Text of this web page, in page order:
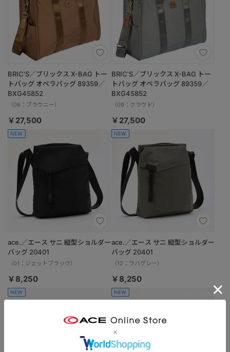
BRIC'S／ブリックス X-BAG トー
トバッグ オペラバッグ 89359／
BXG45852
（08：ブラウニー）
￥27,500
BRIC'S／ブリックス X-BAG トー
トバッグ オペラバッグ 89359／
BXG45852
（09：クラウド）
￥27,500
NEW
ace.／エース サニ 縦型ショルダー
バッグ 20401
（01：ジェットブラック）
￥8,250
NEW
ace.／エース サニ 縦型ショルダー
バッグ 20401
（12：ラバグレー）
￥8,250
NEW NEW